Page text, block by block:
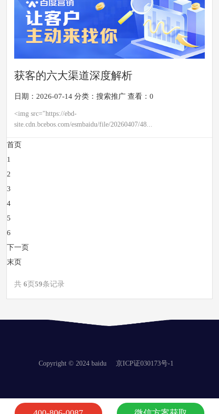
获客的六大渠道深度解析
日期：2026-07-14 分类：搜索推广 查看：0
<img src="https://ebd-
site.cdn.bcebos.com/esmbaidu/file/20260407/48...
首页
1
2
3
4
5
6
下一页
末页
共6页59条记录
Copyright © 2024 baidu 京ICP证030173号-1